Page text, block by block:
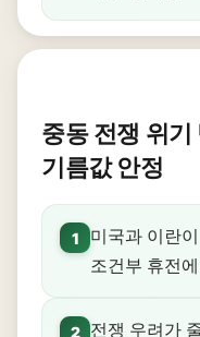
중동 전쟁 위기
기름값 안정
1
미국과 이란
조건부 휴전
2
전쟁 우려가